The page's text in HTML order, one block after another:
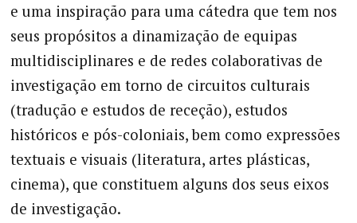
e uma inspiração para uma cátedra que tem nos
seus propósitos a dinamização de equipas
multidisciplinares e de redes colaborativas de
investigação em torno de circuitos culturais
(tradução e estudos de receção), estudos
históricos e pós-coloniais, bem como expressões
textuais e visuais (literatura, artes plásticas,
cinema), que constituem alguns dos seus eixos
de investigação.